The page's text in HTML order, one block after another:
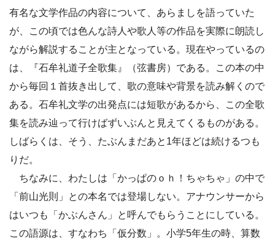
有名な文学作品の内容について、あらましを語っていた
が、この頃では色んな詩人や歌人等の作品を実際に朗読し
ながら解説することが主となっている。現在やっているの
は、『石牟礼道子全歌集』（弦書房）である。この本の中
から毎回１首抜き出して、歌の意味や背景を読み解くので
ある。石牟礼文学の出発点には短歌があるから、この全歌
集を読み辿って行けばずいぶんと見えてくるものがある。
しばらくは、そう、たぶんまだあと1年ほどは続けるつも
りだ。
ちなみに、わたしは「かっぱのｏｈ！ちゃちゃ」の中で
「前山光則」との本名では登場しない。アナウンサーから
はいつも「かぶんさん」と呼んでもらうことにしている。
この語源は、すなわち「仮分数」。小学5年生の時、算数